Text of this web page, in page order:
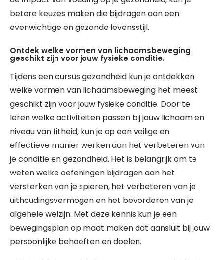
betere keuzes maken die bijdragen aan een
evenwichtige en gezonde levensstijl.
Ontdek welke vormen van lichaamsbeweging
geschikt zijn voor jouw fysieke conditie.
Tijdens een cursus gezondheid kun je ontdekken
welke vormen van lichaamsbeweging het meest
geschikt zijn voor jouw fysieke conditie. Door te
leren welke activiteiten passen bij jouw lichaam en
niveau van fitheid, kun je op een veilige en
effectieve manier werken aan het verbeteren van
je conditie en gezondheid. Het is belangrijk om te
weten welke oefeningen bijdragen aan het
versterken van je spieren, het verbeteren van je
uithoudingsvermogen en het bevorderen van je
algehele welzijn. Met deze kennis kun je een
bewegingsplan op maat maken dat aansluit bij jouw
persoonlijke behoeften en doelen.